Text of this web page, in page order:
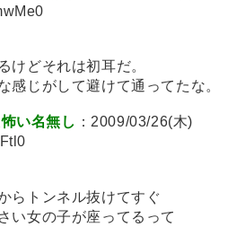
けどそれは初耳だ。
感じがして避けて通ってたな。
い名無し ：2009/03/26(木)
らトンネル抜けてすぐ
い女の子が座ってるって